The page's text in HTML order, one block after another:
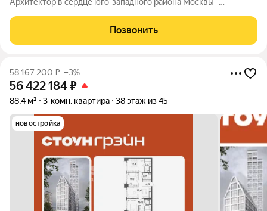
двор, подземный паркинг, дизайнерское гранд-лобби,
бесшумные лифты, система Умный дом.
Позвонить
58 167 200₽ –3%
56 422 184₽
88,4 м² 3-комн. квартира 38 этаж из 45
новостройка